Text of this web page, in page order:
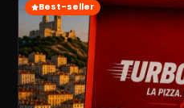
Best-seller